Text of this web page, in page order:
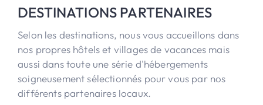
DESTINATIONS PARTENAIRES
Selon les destinations, nous vous accueillons dans
nos propres hôtels et villages de vacances mais
aussi dans toute une série d'hébergements
soigneusement sélectionnés pour vous par nos
différents partenaires locaux.